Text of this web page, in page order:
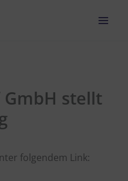
GmbH stellt
folgendem Link: